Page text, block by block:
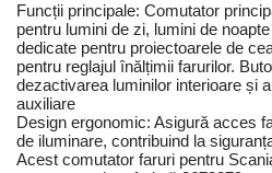
Funcții principale: Comutator
pentru lumini de zi, lumini de
dedicate pentru proiectoarele de
pentru reglajul înălțimii farurilor.
dezactivarea luminilor interioare și
auxiliare
Design ergonomic: Asigură acces
de iluminare, contribuind la
Acest comutator faruri pentru